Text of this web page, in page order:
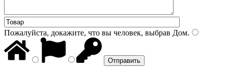
Пожалуйста, докажите, что вы человек, выбрав Дом.